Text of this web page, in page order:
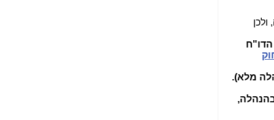
להתקיים תוך 45 יום מהגשת הדו"ח
(גם אם לא בפורום הנהלה מלא).